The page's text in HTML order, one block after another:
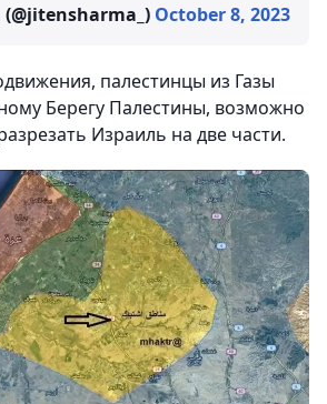
October 8, 2023
палестинцы из Газы
Берегу Палестины, возможно
Израиль на две части.